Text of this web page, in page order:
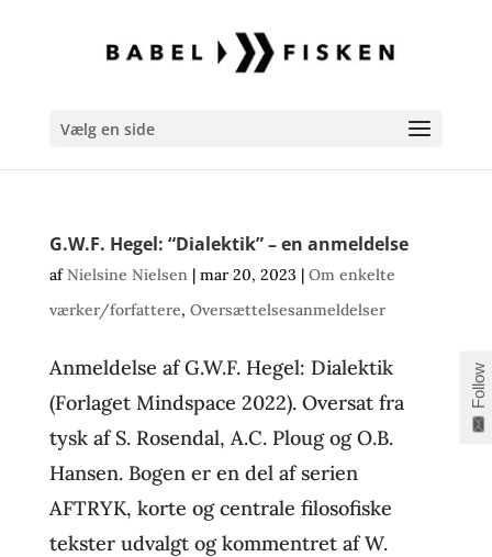
Vælg en side
G.W.F. Hegel: “Dialektik” – en anmeldelse
afNielsine Nielsen| mar 20, 2023| Om enkelte
værker/forfattere, Oversættelsesanmeldelser
Anmeldelse af G.W.F. Hegel: Dialektik
(Forlaget Mindspace 2022). Oversat fra
tysk af S. Rosendal, A.C. Ploug og O.B.
Hansen. Bogen er en del af serien
AFTRYK, korte og centrale filosofiske
tekster udvalgt og kommentret af W.
Follow